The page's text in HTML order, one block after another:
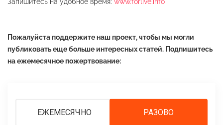
Пожалуйста поддержите наш проект, чтобы мы могли
публиковать еще больше интересных статей. Подпишитесь
на ежемесячное пожертвование:
ЕЖЕМЕСЯЧНО РАЗОВО